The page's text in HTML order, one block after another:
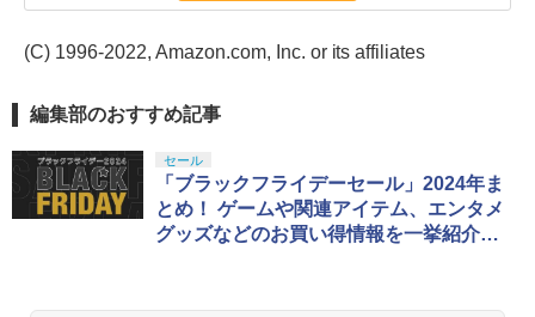
(C) 1996-2022, Amazon.com, Inc. or its affiliates
編集部のおすすめ記事
セール
「ブラックフライデーセール」2024年ま
とめ！ ゲームや関連アイテム、エンタメ
グッズなどのお買い得情報を一挙紹介【1